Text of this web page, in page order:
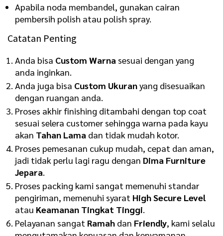
Apabila noda membandel, gunakan cairan
pembersih polish atau polish spray.
Catatan Penting
Anda bisa Custom Warna sesuai dengan yang
anda inginkan.
Anda juga bisa Custom Ukuranyang disesuaikan
dengan ruangan anda.
Proses akhir finishing ditambahi dengan top coat
sesuai selera customer sehingga warna pada kayu
akan Tahan Lama dan tidak mudah kotor.
Proses pemesanan cukup mudah, cepat dan aman,
jadi tidak perlu lagi ragu dengan Dima Furniture
Jepara.
Proses packing kami sangat memenuhi standar
pengiriman, memenuhi syarat High Secure Level
atau Keamanan Tingkat Tinggi.
Pelayanan sangat Ramah dan Friendly, kami selalu